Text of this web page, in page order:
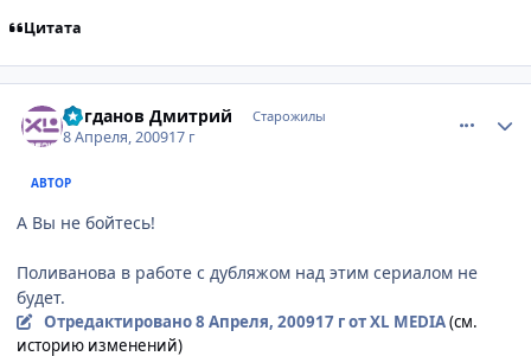
Цитата
Богданов Дмитрий Старожилы
8 Апреля, 200917 г
АВТОР
А Вы не бойтесь!
Поливанова в работе с дубляжом над этим сериалом не
будет.
Отредактировано8 Апреля, 200917 гот XL MEDIA(см.
историю изменений)